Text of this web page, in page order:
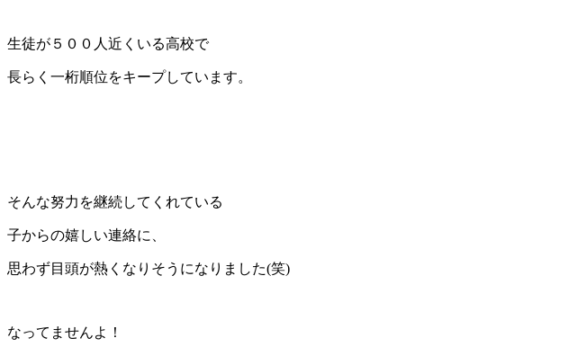
生徒が５００人近くいる高校で
長らく一桁順位をキープしています。
そんな努力を継続してくれている
子からの嬉しい連絡に、
思わず目頭が熱くなりそうになりました(笑)
なってませんよ！